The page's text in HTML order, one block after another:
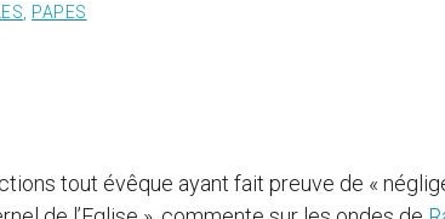
PAPES
tout évêque ayant fait preuve de «